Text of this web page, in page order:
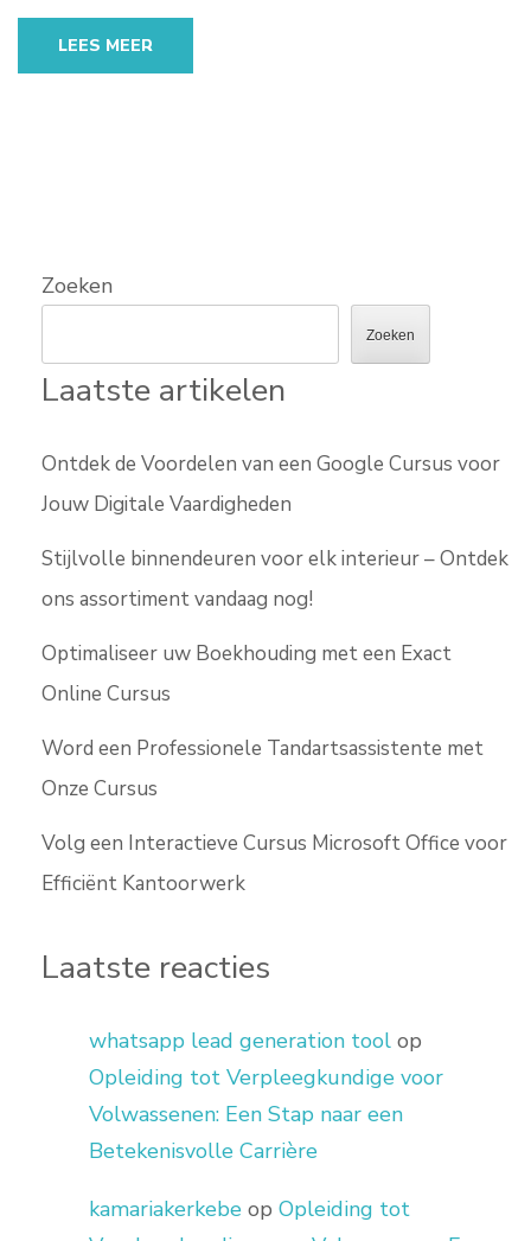
LEES MEER
Zoeken
Zoeken
Laatste artikelen
Ontdek de Voordelen van een Google Cursus voor
Jouw Digitale Vaardigheden
Stijlvolle binnendeuren voor elk interieur – Ontdek
ons assortiment vandaag nog!
Optimaliseer uw Boekhouding met een Exact
Online Cursus
Word een Professionele Tandartsassistente met
Onze Cursus
Volg een Interactieve Cursus Microsoft Office voor
Efficiënt Kantoorwerk
Laatste reacties
whatsapp lead generation tool op
Opleiding tot Verpleegkundige voor
Volwassenen: Een Stap naar een
Betekenisvolle Carrière
kamariakerkebe op Opleiding tot